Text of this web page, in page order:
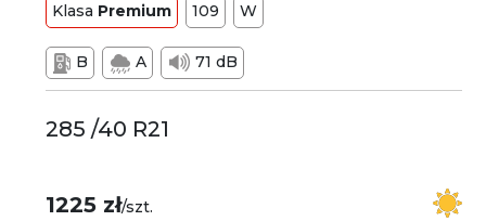
Klasa Premium 109 W
B A 71 dB
285 /40 R21
1225 zł/szt.